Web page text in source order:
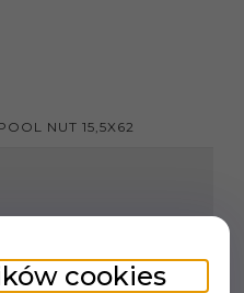
NUT 15,5X62
cookies